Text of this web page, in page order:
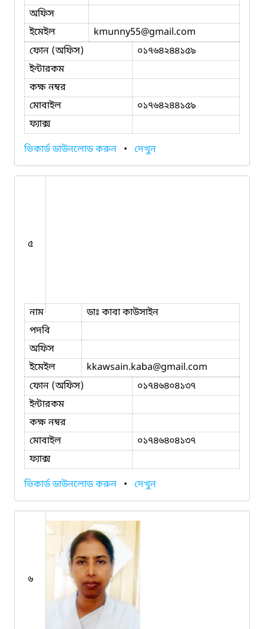
অফিস
ইমেইল
kmunny55@gmail.com
ফোন (অফিস)
০১৭৬৪২৪৪১৫৯
ইন্টারকম
কক্ষ নম্বর
মোবাইল
০১৭৬৪২৪৪১৫৯
ফ্যাক্স
ভিকার্ড ডাউনলোড করুন • দেখুন
৫
নাম
ডাঃ কাবা কাউসাইন
পদবি
অফিস
ইমেইল
kkawsain.kaba@gmail.com
ফোন (অফিস)
০১৭৪৬৪০৪১৩৭
ইন্টারকম
কক্ষ নম্বর
মোবাইল
০১৭৪৬৪০৪১৩৭
ফ্যাক্স
ভিকার্ড ডাউনলোড করুন • দেখুন
৬